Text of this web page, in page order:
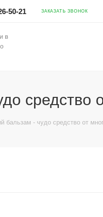
50-21 ЗАКАЗАТЬ ЗВОНОК
в
средство
бальзам - чудо средство от